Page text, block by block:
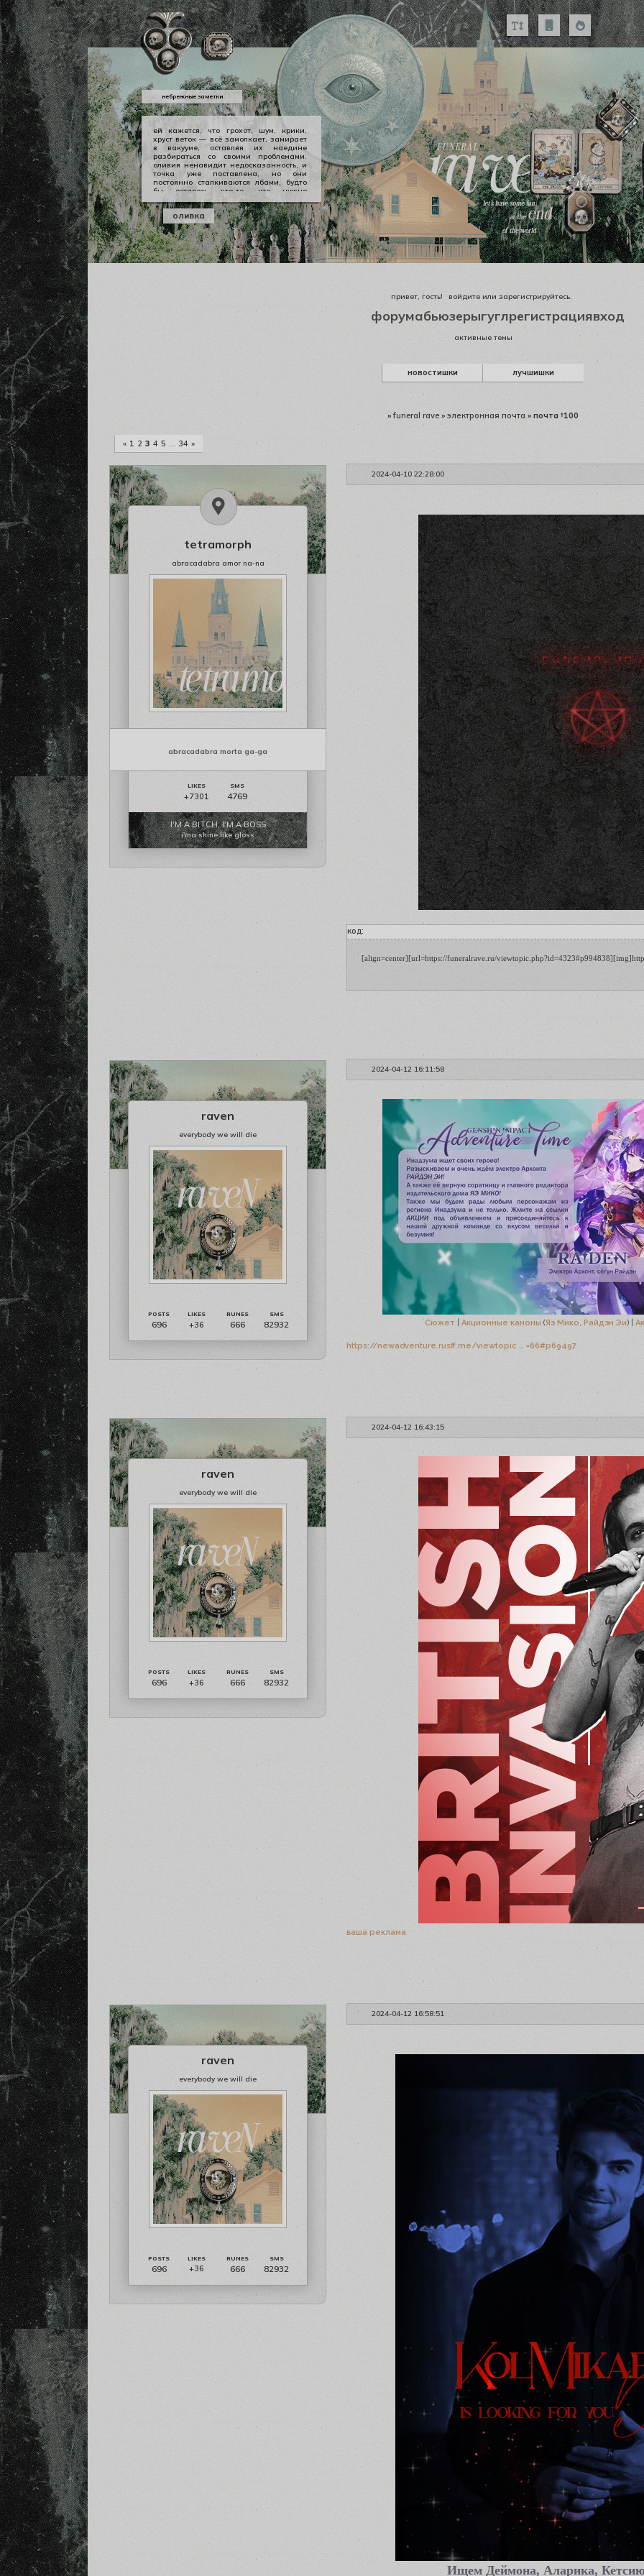
ей кажется, что грохот, шум, крики,
хруст веток — всё замолкает, замирает
в вакууме, оставляя их наедине
разбираться со своими проблемами.
оливия ненавидит недосказанность, и
точка уже поставлена, но они
постоянно сталкиваются лбами, будто
бы осталось что-то, что нужно
произнести вслух, выкричать, выскулить
болезненным визгом, чтобы не
тревожило никогда не заживающей
раной. но оливии нечего сказать
джеральду, а джеральду просто
плевать.
оливка
небрежные заметки
форумабьюзерыгуглрегистрациявход
активные темы
новостишки лучшишки
привет, гость! войдитеили зарегистрируйтесь.
»funeral rave » электронная почта » почта †100
« 1 2 3 4 5 … 34 »
2024-04-10 22:28:00
tetramorph
abracadabra amor na-na
abracadabra morta ga-ga
+7301 4769
I'M A BITCH, I'M A BOSS
i'ma shine like gloss
код:
[align=center][url=https://funeralrave.ru/
2024-04-12 16:11:58
raven
everybody we will die
696 +36 666 82932 Сюжет Акционные каноны (Яэ Мико, Райдэн Эи) |
https://newadventure.rusff.me/viewtopic … =66#p69497
2024-04-12 16:43:15
raven
everybody we will die
696 +36 666 82932
ваша реклама
2024-04-12 16:58:51
raven
everybody we will die
696 +36 666 82932
Ищем Деймона, Аларика,